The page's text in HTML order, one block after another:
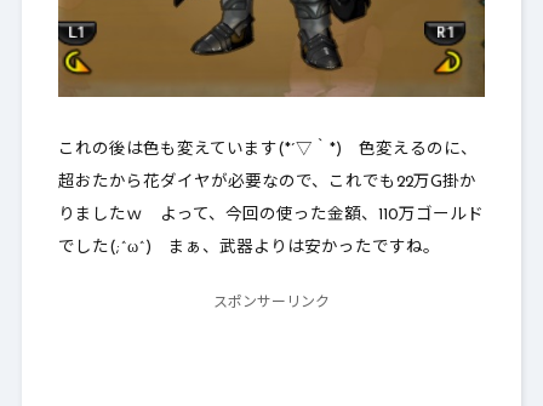
これの後は色も変えています(*´▽｀*) 色変えるのに、
超おたから花ダイヤが必要なので、これでも22万G掛か
りましたｗ よって、今回の使った金額、110万ゴールド
でした(;^ω^) まぁ、武器よりは安かったですね。
スポンサーリンク